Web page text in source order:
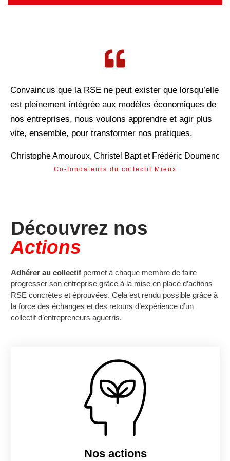
Convaincus que la RSE ne peut exister que lorsqu’elle
est pleinement intégrée aux modèles économiques de
nos entreprises, nous voulons apprendre et agir plus
vite, ensemble, pour transformer nos pratiques.
Christophe Amouroux, Christel Bapt et Frédéric Doumenc
Co-fondateurs du collectif Mieux
Découvrez nos
Actions
Adhérer au collectif permet à chaque membre de faire
progresser son entreprise grâce à la mise en place d’actions
RSE concrètes et éprouvées. Cela est rendu possible grâce à
la force des échanges et des retours d’expérience d’un
collectif d’entrepreneurs aguerris.
Nos actions